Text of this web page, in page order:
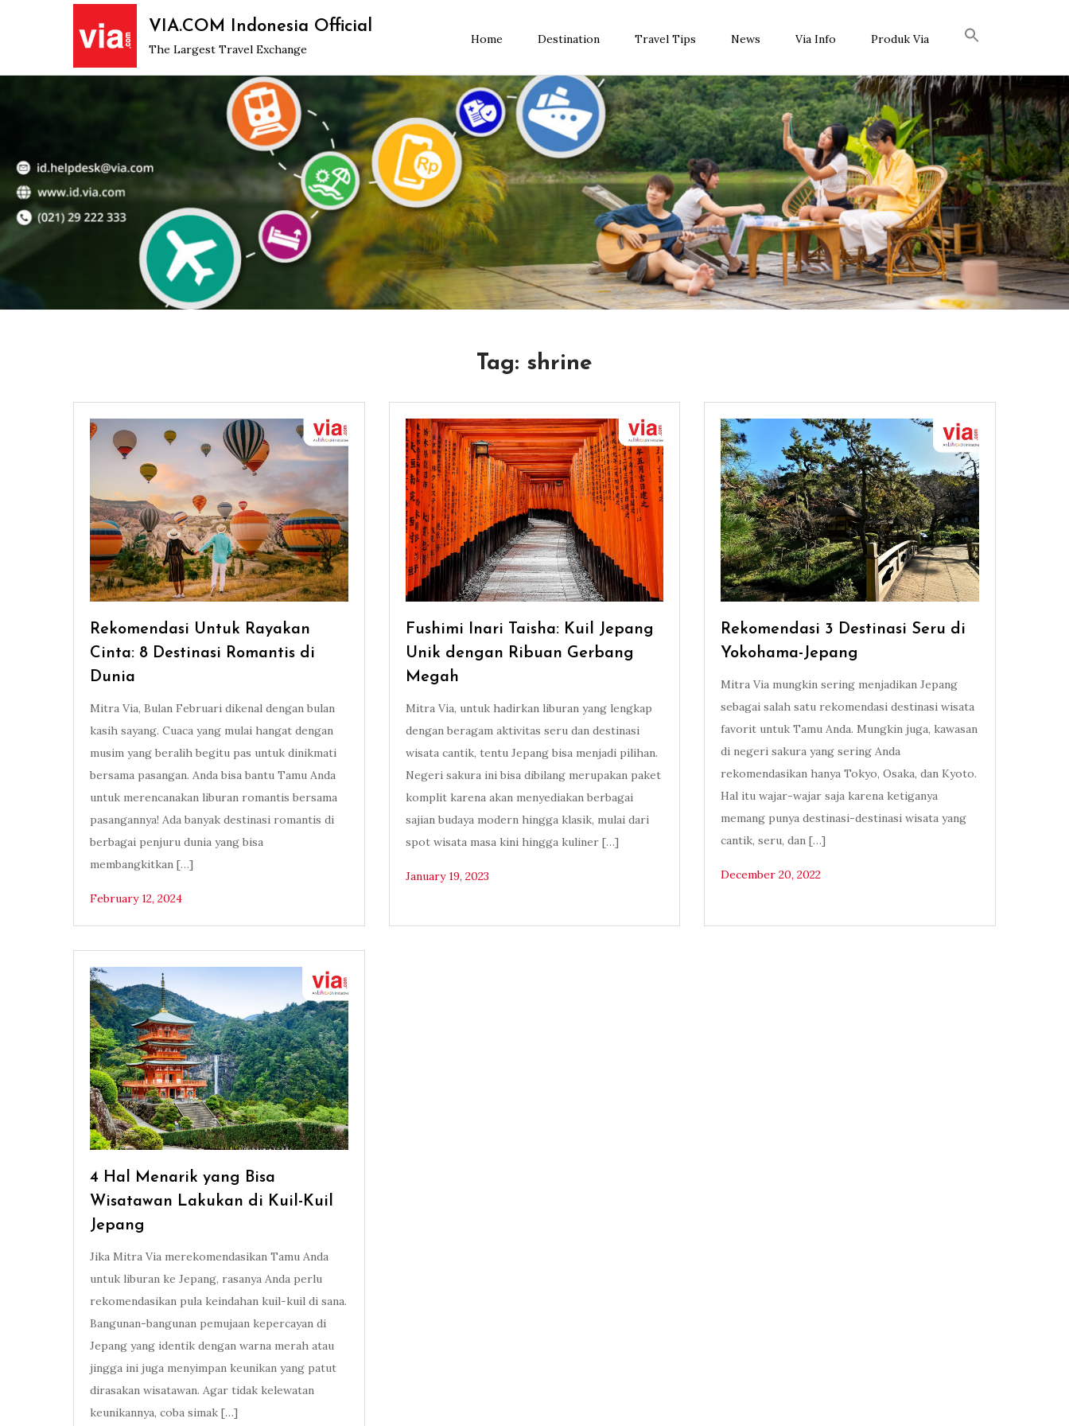
VIA.COM Indonesia Official
The Largest Travel Exchange
Home Destination Travel Tips News Via Info Produk Via
Tag: shrine
Rekomendasi Untuk Rayakan
Cinta: 8 Destinasi Romantis di
Dunia
Mitra Via, Bulan Februari dikenal dengan bulan
kasih sayang. Cuaca yang mulai hangat dengan
musim yang beralih begitu pas untuk dinikmati
bersama pasangan. Anda bisa bantu Tamu Anda
untuk merencanakan liburan romantis bersama
pasangannya! Ada banyak destinasi romantis di
berbagai penjuru dunia yang bisa
membangkitkan […]
February 12, 2024
Fushimi Inari Taisha: Kuil Jepang
Unik dengan Ribuan Gerbang
Megah
Mitra Via, untuk hadirkan liburan yang lengkap
dengan beragam aktivitas seru dan destinasi
wisata cantik, tentu Jepang bisa menjadi pilihan.
Negeri sakura ini bisa dibilang merupakan paket
komplit karena akan menyediakan berbagai
sajian budaya modern hingga klasik, mulai dari
spot wisata masa kini hingga kuliner […]
January 19, 2023
Rekomendasi 3 Destinasi Seru di
Yokohama-Jepang
Mitra Via mungkin sering menjadikan Jepang
sebagai salah satu rekomendasi destinasi wisata
favorit untuk Tamu Anda. Mungkin juga, kawasan
di negeri sakura yang sering Anda
rekomendasikan hanya Tokyo, Osaka, dan Kyoto.
Hal itu wajar-wajar saja karena ketiganya
memang punya destinasi-destinasi wisata yang
cantik, seru, dan […]
December 20, 2022
4 Hal Menarik yang Bisa
Wisatawan Lakukan di Kuil-Kuil
Jepang
Jika Mitra Via merekomendasikan Tamu Anda
untuk liburan ke Jepang, rasanya Anda perlu
rekomendasikan pula keindahan kuil-kuil di sana.
Bangunan-bangunan pemujaan kepercayan di
Jepang yang identik dengan warna merah atau
jingga ini juga menyimpan keunikan yang patut
dirasakan wisatawan. Agar tidak kelewatan
keunikannya, coba simak […]